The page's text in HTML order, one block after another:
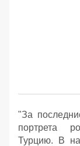
"За
портрета
Турцию. В